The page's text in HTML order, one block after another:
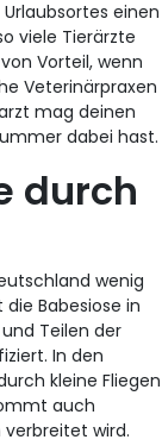
einen
viele Tierärzte
Vorteil, wenn
Veterinärpraxen
mag deinen
dabei hast.
durch
wenig
Babesiose in
Teilen der
In den
kleine Fliegen
auch
verbreitet wird.